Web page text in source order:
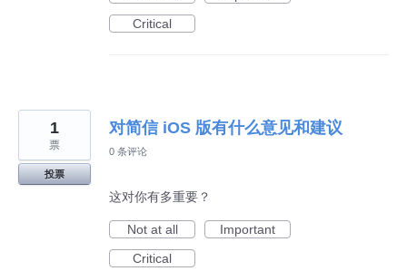
Critical
对简信 iOS 版有什么意见和建议
1
票
投票
0 条评论
这对你有多重要？
Not at all
Important
Critical